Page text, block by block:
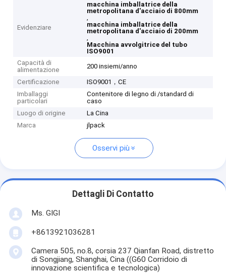
Evidenziare
macchina imballatrice della
metropolitana d'acciaio di 800mm
,
macchina imballatrice della
metropolitana d'acciaio di 200mm
,
Macchina avvolgitrice del tubo
ISO9001
Capacità di
alimentazione
200 insiemi/anno
Certificazione
ISO9001，CE
Imballaggi
particolari
Contenitore di legno di /standard di
caso
Luogo di origine
La Cina
Marca
jlpack
Osservi più
Dettagli Di Contatto
Ms. GIGI
+8613921036281
Camera 505, no.8, corsia 237 Qianfan Road, distretto
di Songjiang, Shanghai, Cina ((G60 Corridoio di
innovazione scientifica e tecnologica)